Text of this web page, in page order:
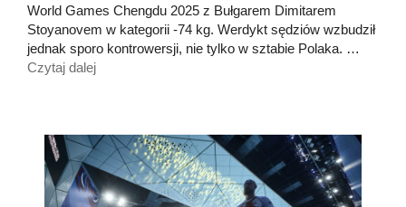
World Games Chengdu 2025 z Bułgarem Dimitarem
Stoyanovem w kategorii -74 kg. Werdykt sędziów wzbudził
jednak sporo kontrowersji, nie tylko w sztabie Polaka. …
Czytaj dalej